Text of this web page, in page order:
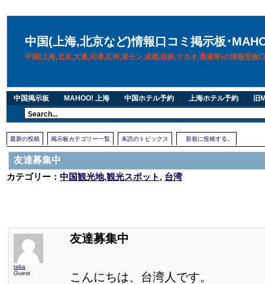
中国(上海,北京など)情報口コミ掲示板･
中国(上海,北京,大連,天津,広州,深セン,成都,桂林,マカオ,香港等)の情報交換
中国掲示板 MAHOO! 上海 中国ホテル予約 上海ホテル予約 旧
最新の投稿 掲示板カテゴリー一覧 未読のトピックス 新規に投稿する。
友達募集中
カテゴリー： 中国観光地,観光スポット , 台湾
taka
Guest
友達募集中
こんにちは、台湾人です。